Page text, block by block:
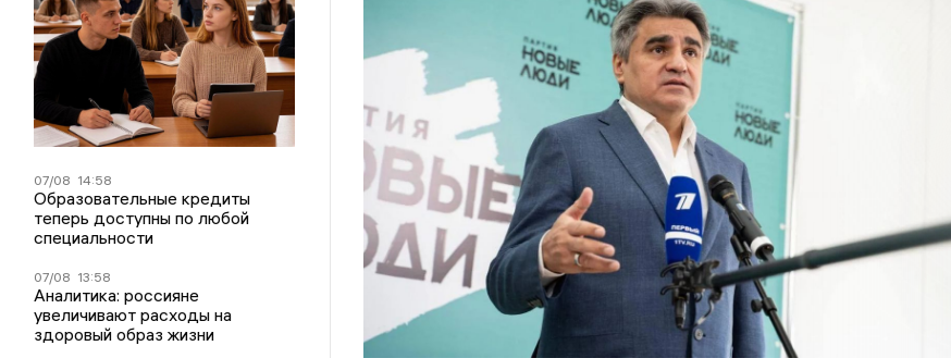
07/08 14:58
Образовательные кредиты
теперь доступны по любой
специальности
07/08 13:58
Аналитика: россияне
увеличивают расходы на
здоровый образ жизни